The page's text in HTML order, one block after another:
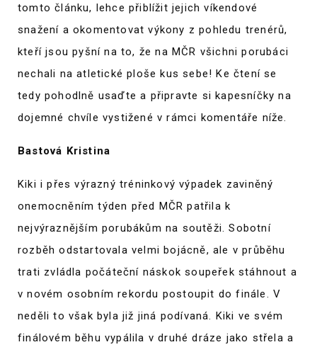
tomto článku, lehce přiblížit jejich víkendové
snažení a okomentovat výkony z pohledu trenérů,
kteří jsou pyšní na to, že na MČR všichni porubáci
nechali na atletické ploše kus sebe! Ke čtení se
tedy pohodlně usaďte a připravte si kapesníčky na
dojemné chvíle vystižené v rámci komentáře níže.
Bastová Kristina
Kiki i přes výrazný tréninkový výpadek zaviněný
onemocněním týden před MČR patřila k
nejvýraznějším porubákům na soutěži. Sobotní
rozběh odstartovala velmi bojácně, ale v průběhu
trati zvládla počáteční náskok soupeřek stáhnout a
v novém osobním rekordu postoupit do finále. V
neděli to však byla již jiná podívaná. Kiki ve svém
finálovém běhu vypálila v druhé dráze jako střela a